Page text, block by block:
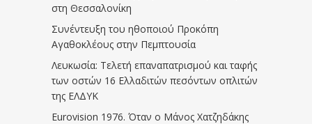
στη Θεσσαλονίκη
Συνέντευξη του ηθοποιού Προκόπη
Αγαθοκλέους στην Πεμπτουσία
Λευκωσία: Τελετή επαναπατρισμού και ταφής
των οστών 16 Ελλαδιτών πεσόντων οπλιτών
της ΕΛΔΥΚ
Eurovision 1976. Όταν ο Μάνος Χατζηδάκης